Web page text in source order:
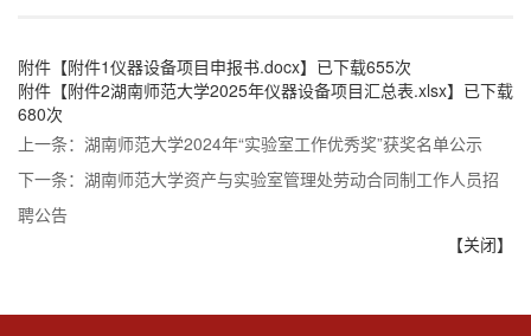
附件【附件1仪器设备项目申报书.docx】已下载655次
附件【附件2湖南师范大学2025年仪器设备项目汇总表.xlsx】已下载
680次
上一条： 湖南师范大学2024年“实验室工作优秀奖”获奖名单公示
下一条： 湖南师范大学资产与实验室管理处劳动合同制工作人员招
聘公告
【关闭】